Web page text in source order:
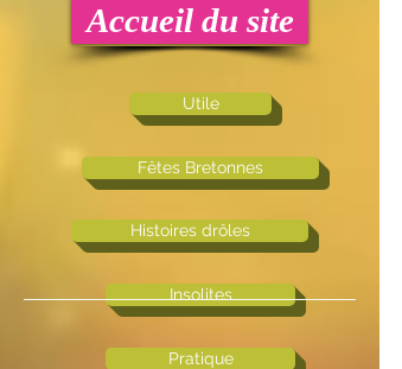
Accueil du site
Utile
Fêtes Bretonnes
Histoires drôles
Insolites
Pratique